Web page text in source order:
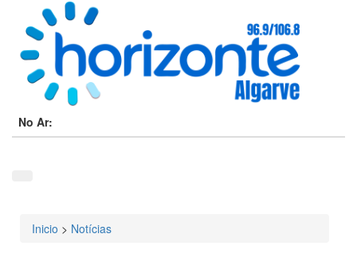
No Ar:
Está aqui
Inicio > Notícias